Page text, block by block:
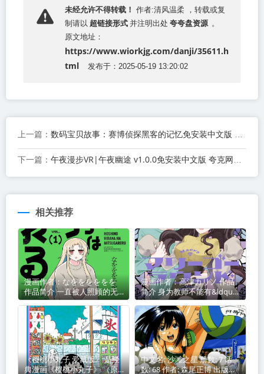
未经允许不得转载！ 作者:清风温柔 ，转载或复
制请以 超链接形式 并注明出处 夸夸盘资源 。
原文地址：
https://www.wiorkjg.com/danji/35611.h
tml
发布于：2025-05-19 13:20:02
上一篇： 数码宝贝故事：赛博侦探黑客的记忆免安装中文版 夸克网盘下载
下一篇： 午夜漫步VR|午夜幽途 v1.0.0免安装中文版 夸克网盘下载
相关推荐
漫画作者：なをををををを
作品简介 一直被人照顾的无
业游民星野
漫画作者：高津カリノ 作品
简介 身为教师不能有&ldquo;
教不了的
《樱桃小丸子 爱藏版》 是经
典漫画《樱桃小丸子》 （原
中文名: 沙滩之星 册数: 7 话
数: 68 作者: 森尾正博 出版社: